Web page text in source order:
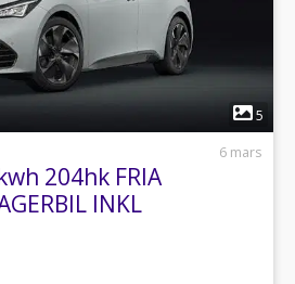
5
6 mars
204hk FRIA
INKL